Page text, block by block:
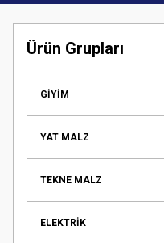
Ürün Grupları
GİYİM
YAT MALZ
TEKNE MALZ
ELEKTRİK